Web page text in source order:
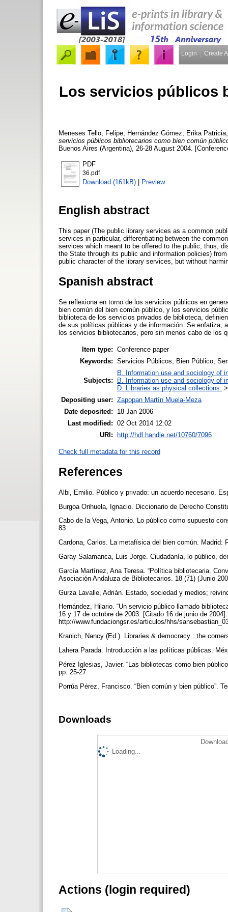
Login Create
Los servicios públicos
Meneses Tello, Felipe Hernández Gómez, Erika Patricia
servicios públicos bibliotecarios como bien común
Buenos Aires (Argentina), 26-28 August 2004.
PDF
36.pdf
Download (161kB) | Preview
English abstract
This paper (The public library services as a common
services in particular, differentiating between the
services which meant to be offered to the public, thus,
the State through its public and information policies)
public character of the library services, but without
Spanish abstract
Se reflexiona en torno de los servicios públicos en
bien común del bien común público, y los servicios
biblioteca de los servicios privados de biblioteca,
de sus políticas públicas y de información. Se enfatiza,
los servicios bibliotecarios, pero sin menos cabo de los
Item type: Conference paper
Keywords: Servicios Públicos, Bien Público,
Subjects:
B. Information use and sociology of
B. Information use and sociology of
D. Libraries as physical collections.
Depositing user: Zapopan Martín Muela-Meza
Date deposited:
18 Jan 2006
Last modified: 02 Oct 2014 12:02
URI:
http://hdl.handle.net/10760/7096
Check full metadata for this record
References
Albi, Emilio. Público y privado: un acuerdo necesario.
Burgoa Orihuela, Ignacio. Diccionario de Derecho
Cabo de la Vega, Antonio. Lo público como supuesto
83
Cardona, Carlos. La metafísica del bien común. Madrid:
Garay Salamanca, Luis Jorge. Ciudadanía, lo público,
García Martínez, Ana Teresa. “Política bibliotecaria.
Asociación Andaluza de Bibliotecarios. 18 (71) (Junio
Gurza Lavalle, Adrián. Estado, sociedad y medios;
Hernández, Hilario. “Un servicio público llamado
16 y 17 de octubre de 2003. [Citado 16 de junio de
http://www.fundaciongsr.es/articulos/hhs/
Kranich, Nancy (Ed.). Libraries & democracy : the
Lahera Parada. Introducción a las políticas públicas.
Pérez Iglesias, Javier. “Las bibliotecas como bien
pp. 25-27
Porrúa Pérez, Francisco. “Bien común y bien público”.
Downloads
Loading...
Actions (login required)